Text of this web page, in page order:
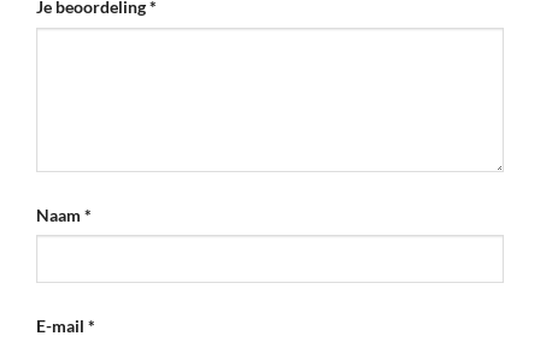
Je beoordeling*
Naam *
E-mail *